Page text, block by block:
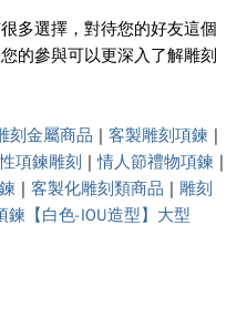
多選擇，對待您的好友這個
的參與可以更深入了解雕刻
刻金屬商品 | 客製雕刻項鍊 |
項鍊雕刻 |情人節禮物項鍊 |
| 客製化雕刻類商品 | 雕刻
鍊【白色-IOU造型】大型